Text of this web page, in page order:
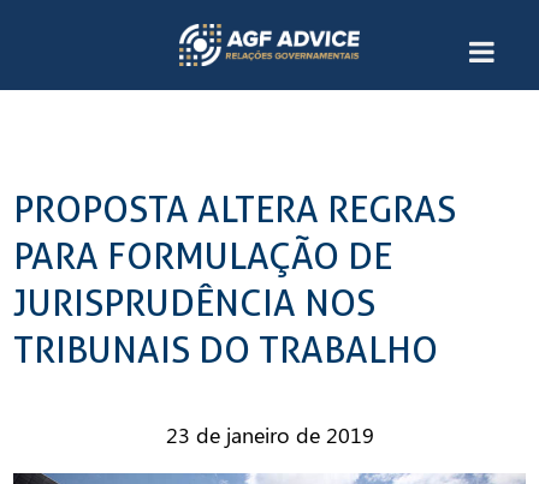
PROPOSTA ALTERA REGRAS
PARA FORMULAÇÃO DE
JURISPRUDÊNCIA NOS
TRIBUNAIS DO TRABALHO
23 de janeiro de 2019